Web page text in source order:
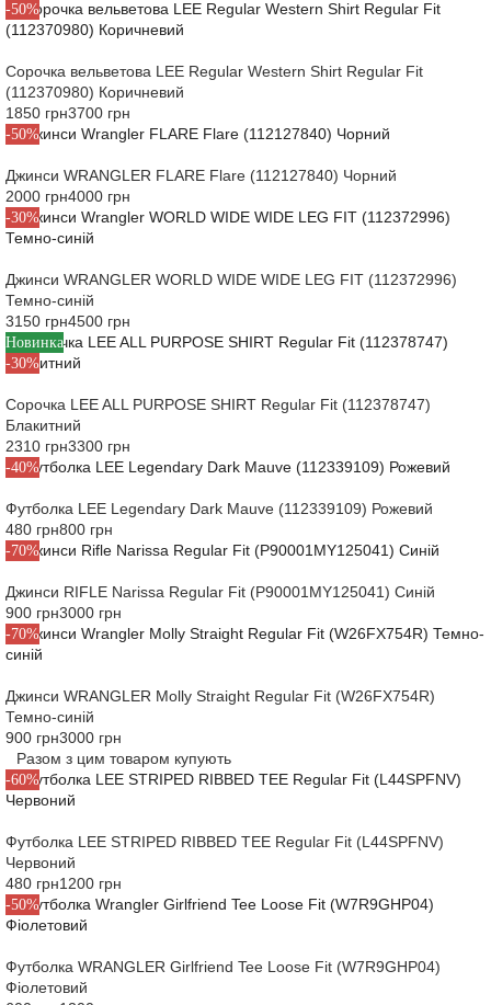
-50%
Сорочка вельветова LEE Regular Western Shirt Regular Fit
(112370980) Коричневий
1850 грн3700 грн
-50%
Джинси WRANGLER FLARE Flare (112127840) Чорний
2000 грн4000 грн
-30%
Джинси WRANGLER WORLD WIDE WIDE LEG FIT (112372996)
Темно-синій
3150 грн4500 грн
Новинка
-30%
Сорочка LEE ALL PURPOSE SHIRT Regular Fit (112378747)
Блакитний
2310 грн3300 грн
-40%
Футболка LEE Legendary Dark Mauve (112339109) Рожевий
480 грн800 грн
-70%
Джинси RIFLE Narissa Regular Fit (P90001MY125041) Синій
900 грн3000 грн
-70%
Джинси WRANGLER Molly Straight Regular Fit (W26FX754R)
Темно-синій
900 грн3000 грн
Разом з цим товаром купують
-60%
Футболка LEE STRIPED RIBBED TEE Regular Fit (L44SPFNV)
Червоний
480 грн1200 грн
-50%
Футболка WRANGLER Girlfriend Tee Loose Fit (W7R9GHP04)
Фіолетовий